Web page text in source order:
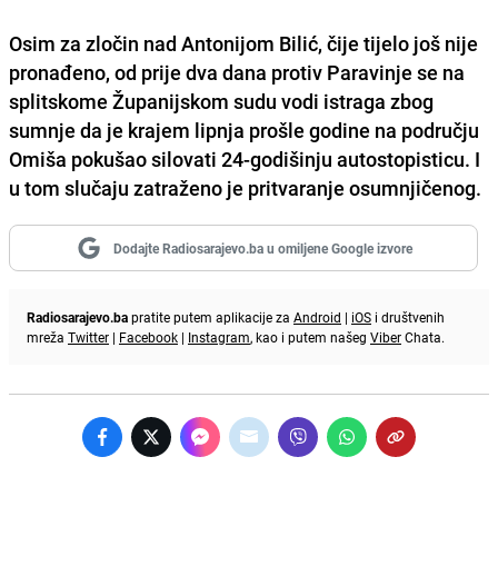
Osim za zločin nad Antonijom Bilić, čije tijelo još nije
pronađeno, od prije dva dana protiv Paravinje se na
splitskome Županijskom sudu vodi istraga zbog
sumnje da je krajem lipnja prošle godine na području
Omiša pokušao silovati 24-godišinju autostopisticu. I
u tom slučaju zatraženo je pritvaranje osumnjičenog.
Dodajte Radiosarajevo.ba u omiljene Google izvore
Radiosarajevo.bapratite putem aplikacije za Android | iOS i društvenih
mreža Twitter | Facebook | Instagram, kao i putem našeg ViberChata.